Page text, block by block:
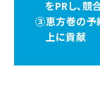
をPRし、
③恵方巻の予
上に貢献